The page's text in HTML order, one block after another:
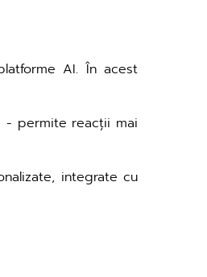
AI. În acest
- permite reacții mai
integrate cu